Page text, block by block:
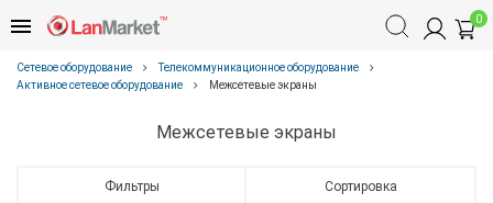
0
Сетевое оборудование
Телекоммуникационное оборудование
Активное сетевое оборудование
Межсетевые экраны
Межсетевые экраны
Фильтры Сортировка